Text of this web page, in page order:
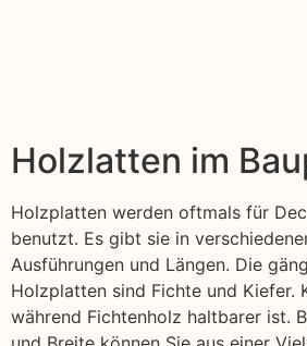
Holzlatten im
Holzplatten werden oftmals für
benutzt. Es gibt sie in
Ausführungen und Längen. Die
Holzplatten sind Fichte und Kiefer.
während Fichtenholz haltbarer ist.